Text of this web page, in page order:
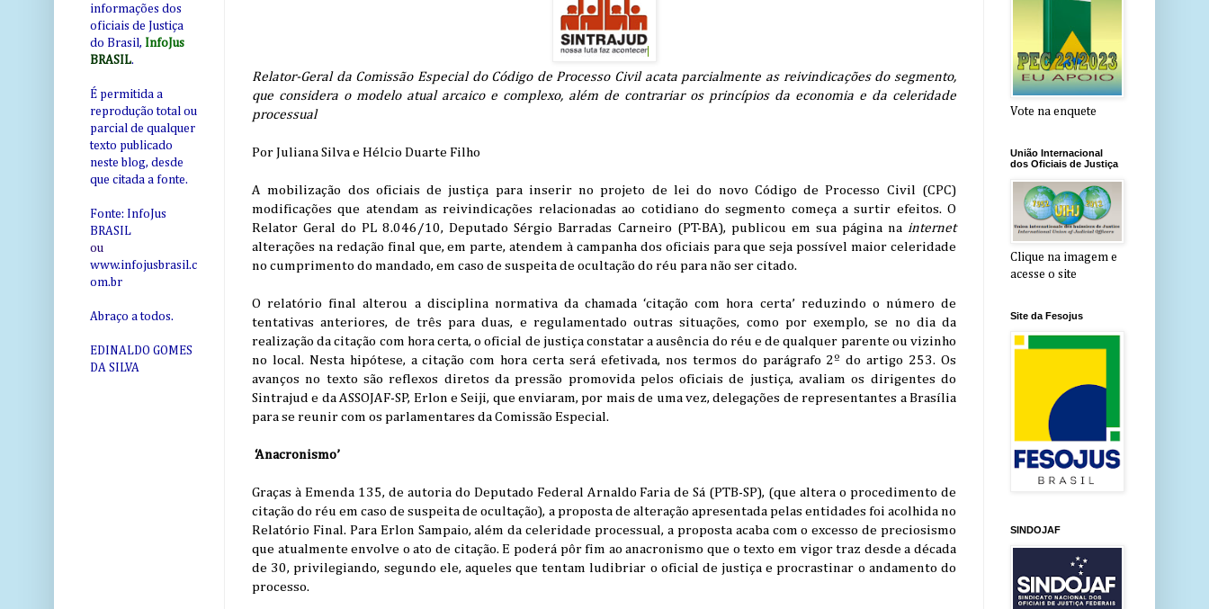
Relator-Geral da Comissão Especial do Código de Processo Civil acata parcialmente as reivindicações do segmento,
que considera o modelo atual arcaico e complexo, além de contrariar os princípios da economia e da celeridade
processual
Por Juliana Silva e Hélcio Duarte Filho
A mobilização dos oficiais de justiça para inserir no projeto de lei do novo Código de Processo Civil (CPC)
modificações que atendam as reivindicações relacionadas ao cotidiano do segmento começa a surtir efeitos. O
Relator Geral do PL 8.046/10, Deputado Sérgio Barradas Carneiro (PT-BA), publicou em sua página na internet
alterações na redação final que, em parte, atendem à campanha dos oficiais para que seja possível maior celeridade
no cumprimento do mandado, em caso de suspeita de ocultação do réu para não ser citado.
O relatório final alterou a disciplina normativa da chamada ‘citação com hora certa’ reduzindo o número de
tentativas anteriores, de três para duas, e regulamentado outras situações, como por exemplo, se no dia da
realização da citação com hora certa, o oficial de justiça constatar a ausência do réu e de qualquer parente ou vizinho
no local. Nesta hipótese, a citação com hora certa será efetivada, nos termos do parágrafo 2º do artigo 253. Os
avanços no texto são reflexos diretos da pressão promovida pelos oficiais de justiça, avaliam os dirigentes do
Sintrajud e da ASSOJAF-SP, Erlon e Seiji, que enviaram, por mais de uma vez, delegações de representantes a Brasília
para se reunir com os parlamentares da Comissão Especial.
‘Anacronismo’
Graças à Emenda 135, de autoria do Deputado Federal Arnaldo Faria de Sá (PTB-SP), (que altera o procedimento de
citação do réu em caso de suspeita de ocultação), a proposta de alteração apresentada pelas entidades foi acolhida no
Relatório Final. Para Erlon Sampaio, além da celeridade processual, a proposta acaba com o excesso de preciosismo
que atualmente envolve o ato de citação. E poderá pôr fim ao anacronismo que o texto em vigor traz desde a década
de 30, privilegiando, segundo ele, aqueles que tentam ludibriar o oficial de justiça e procrastinar o andamento do
processo.
informações dos
oficiais de Justiça
do Brasil, InfoJus
BRASIL.
É permitida a
reprodução total ou
parcial de qualquer
texto publicado
neste blog, desde
que citada a fonte.
Fonte: InfoJus
BRASIL
ou
www.infojusbrasil.c
om.br
Abraço a todos.
EDINALDO GOMES
DA SILVA
Vote na enquete
União Internacional
dos Oficiais de Justiça
Clique na imagem e
acesse o site
Site da Fesojus
SINDOJAF